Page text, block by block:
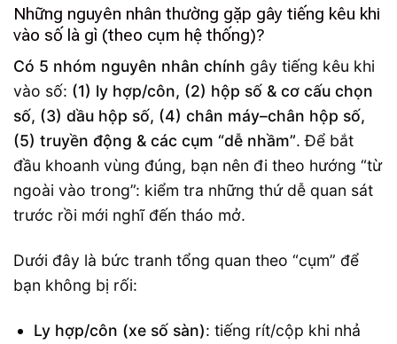
Những nguyên nhân thường gặp gây tiếng kêu khi
vào số là gì (theo cụm hệ thống)?
Có 5 nhóm nguyên nhân chính gây tiếng kêu khi
vào số: (1) ly hợp/côn, (2) hộp số & cơ cấu chọn
số, (3) dầu hộp số, (4) chân máy–chân hộp số,
(5) truyền động & các cụm “dễ nhầm”. Để bắt
đầu khoanh vùng đúng, bạn nên đi theo hướng “từ
ngoài vào trong”: kiểm tra những thứ dễ quan sát
trước rồi mới nghĩ đến tháo mở.
Dưới đây là bức tranh tổng quan theo “cụm” để
bạn không bị rối:
Ly hợp/côn (xe số sàn): tiếng rít/cộp khi nhả